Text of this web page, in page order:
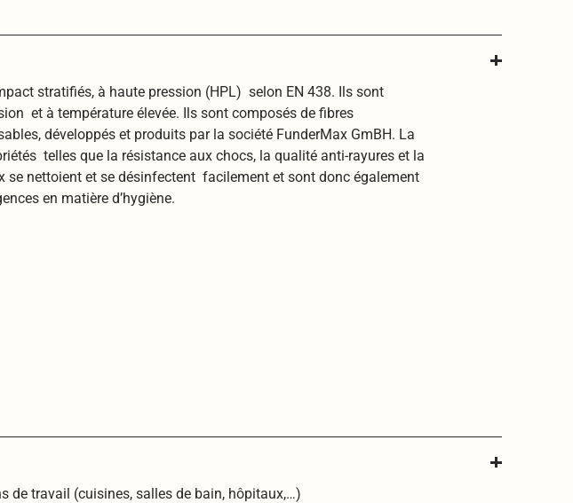
stratifiés, à haute pression (HPL) selon EN 438. Ils sont
et à température élevée. Ils sont composés de fibres
développés et produits par la société FunderMax GmBH. La
telles que la résistance aux chocs, la qualité anti-rayures et la
nettoient et se désinfectent facilement et sont donc également
en matière d’hygiène.
de travail (cuisines, salles de bain, hôpitaux,…)